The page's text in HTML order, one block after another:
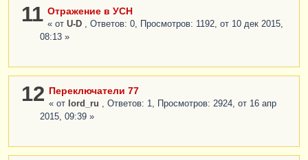
11 Отражение в УСН
« от U-D
, Ответов: 0, Просмотров: 1192, от 10 дек 2015,
08:13 »
12 Переключатели 77
« от lord_ru
, Ответов: 1, Просмотров: 2924, от 16 апр
2015, 09:39 »